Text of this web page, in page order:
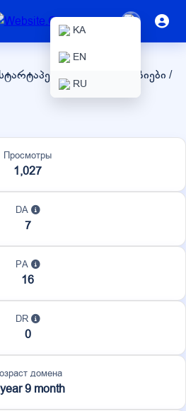
KA
EN
RU
ონლაინ მაღაზიები /
Просмотры
1,027
DA
7
PA
16
DR
0
домена
9 month